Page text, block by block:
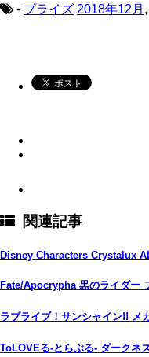
- プライズ 2018年12月 ,
関連記事
Disney Characters Crystalux
Fate/Apocrypha 黒のライダー
ラブライブ！サンシャイン!! メ
ToLOVEる-とらぶる- ダークネ